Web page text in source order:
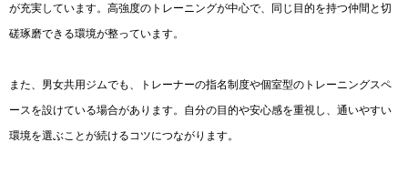
が充実しています。高強度のトレーニングが中心で、同じ目的を持つ仲間と切
磋琢磨できる環境が整っています。
また、男女共用ジムでも、トレーナーの指名制度や個室型のトレーニングスペ
ースを設けている場合があります。自分の目的や安心感を重視し、通いやすい
環境を選ぶことが続けるコツにつながります。